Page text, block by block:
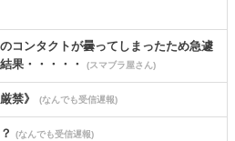
コンタクトが曇ってしまったため急遽
果・・・・・
(スマブラ屋さん)
禁》 (なんでも受信遅報)
(なんでも受信遅報)